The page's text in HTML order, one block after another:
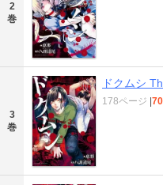
2
巻
3
巻
ドクムシ
178ページ